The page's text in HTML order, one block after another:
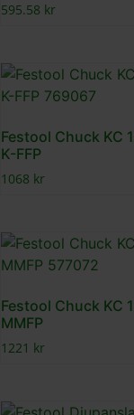
595.58 kr
Festool Chuck KC
K-FFP
1068 kr
Festool Chuck KC
MMFP
1221 kr